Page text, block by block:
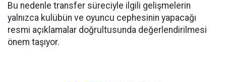
Bu nedenle transfer süreciyle ilgili gelişmelerin
yalnızca kulübün ve oyuncu cephesinin yapacağı
resmi açıklamalar doğrultusunda değerlendirilmesi
önem taşıyor.